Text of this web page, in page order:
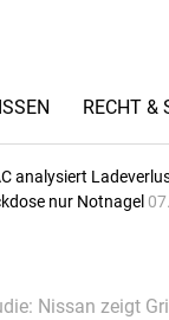
RECHT &
analysiert
nur Notnagel
Nissan zeigt